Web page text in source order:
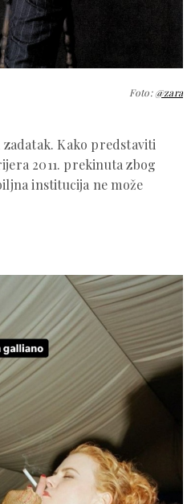
Foto:@zara
Kako predstaviti
2011. prekinuta zbog
institucija ne može